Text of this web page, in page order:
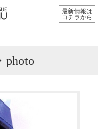
最新情報は
コチラから
photo